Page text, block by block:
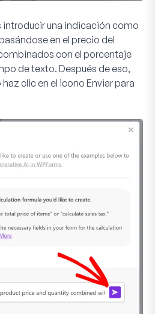
una indicación como
en el precio del
con el porcentaje
de texto. Después de eso,
clic en el icono Enviarpara